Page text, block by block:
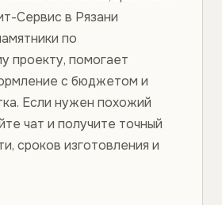
Сервис в Рязани
по
проекту, помогает
с бюджетом и
Если нужен похожий
чат и получите точный
сроков изготовления и